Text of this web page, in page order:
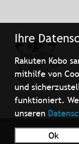
Ihre
Rakuten Kobo
mithilfe von
und
funktioniert.
unseren
Ok